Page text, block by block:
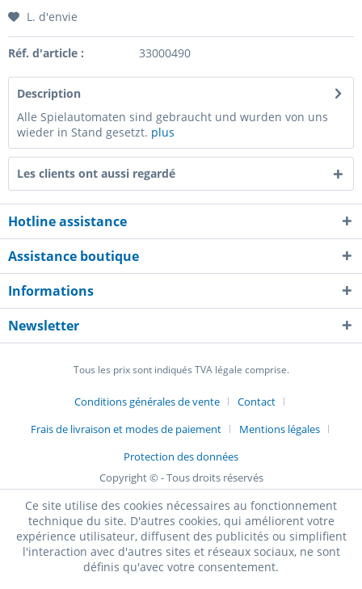
L. d'envie
Réf. d'article : 33000490
Description
Alle Spielautomaten sind gebraucht und wurden von uns
wieder in Stand gesetzt. plus
Les clients ont aussi regardé
Hotline assistance
Assistance boutique
Informations
Newsletter
Tous les prix sont indiqués TVA légale comprise.
Conditions générales de vente
Contact
Frais de livraison et modes de paiement
Mentions légales
Protection des données
Copyright © - Tous droits réservés
Ce site utilise des cookies nécessaires au fonctionnement
technique du site. D'autres cookies, qui améliorent votre
expérience utilisateur, diffusent des publicités ou simplifient
l'interaction avec d'autres sites et réseaux sociaux, ne sont
définis qu'avec votre consentement.